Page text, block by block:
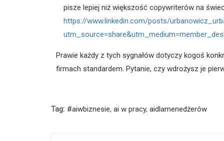
pisze lepiej niż większość copywriterów na
https://www.linkedin.com/posts/
Prawie każdy z tych sygnałów dotyczy kogoś
firmach standardem. Pytanie, czy wdrożysz je
Tag: #aiwbiznesie, ai w pracy, aidlamenedżerów